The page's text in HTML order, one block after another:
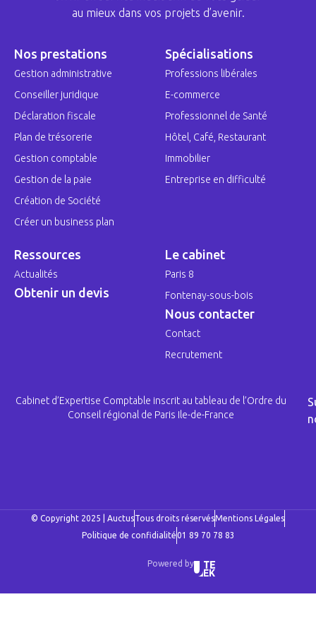
au mieux dans vos projets d’avenir.
Nos prestations
Gestion administrative
Conseiller juridique
Déclaration fiscale
Plan de trésorerie
Gestion comptable
Gestion de la paie
Création de Société
Créer un business plan
Spécialisations
Professions libérales
E-commerce
Professionnel de Santé
Hôtel, Café, Restaurant
Immobilier
Entreprise en difficulté
Ressources
Actualités
Obtenir un devis
Le cabinet
Paris 8
Fontenay-sous-bois
Nous contacter
Contact
Recrutement
Cabinet d’Expertise Comptable inscrit au tableau de l’Ordre du
Conseil régional de Paris Ile-de-France
© Copyright 2025 | AuctusTous droits réservésMentions Légales
Politique de confidialité01 89 70 78 83
Powered by